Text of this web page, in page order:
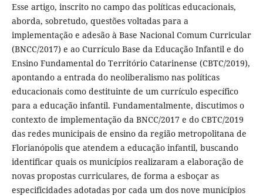
Esse artigo, inscrito no campo das políticas educacionais,
aborda, sobretudo, questões voltadas para a
implementação e adesão à Base Nacional Comum Curricular
(BNCC/2017) e ao Currículo Base da Educação Infantil e do
Ensino Fundamental do Território Catarinense (CBTC/2019),
apontando a entrada do neoliberalismo nas políticas
educacionais como destituinte de um currículo específico
para a educação infantil. Fundamentalmente, discutimos o
contexto de implementação da BNCC/2017 e do CBTC/2019
das redes municipais de ensino da região metropolitana de
Florianópolis que atendem a educação infantil, buscando
identificar quais os municípios realizaram a elaboração de
novas propostas curriculares, de forma a esboçar as
especificidades adotadas por cada um dos nove municípios